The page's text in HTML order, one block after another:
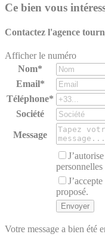
Ce bien vous
Contactez l'agence
Afficher le numéro
Nom*
Email*
Téléphone*
Société
Message
proposé.
Votre message a bien été